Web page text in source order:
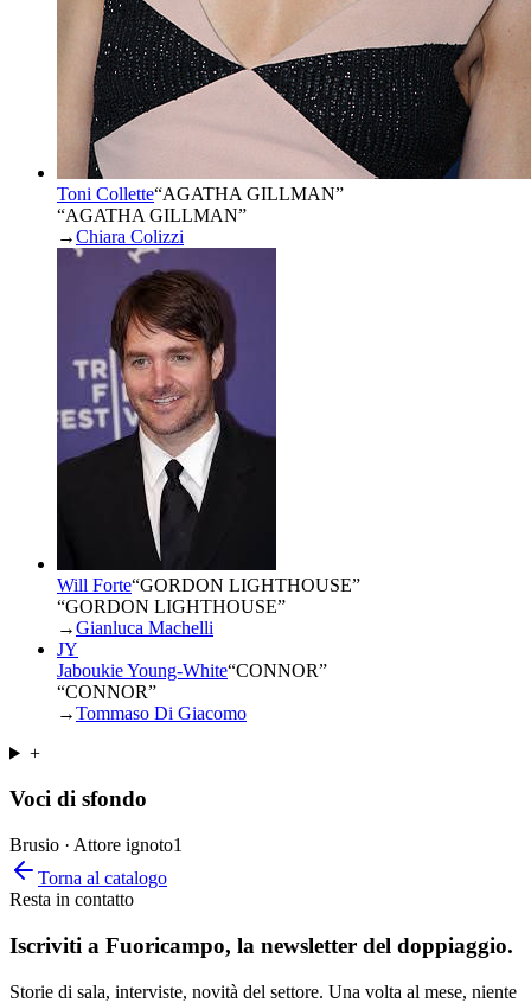
Toni Collette“AGATHA GILLMAN”
“AGATHA GILLMAN”
→Chiara Colizzi
Will Forte“GORDON LIGHTHOUSE”
“GORDON LIGHTHOUSE”
→Gianluca Machelli
JY
Jaboukie Young-White“CONNOR”
“CONNOR”
→Tommaso Di Giacomo
+
Voci di sfondo
Brusio · Attore ignoto1
Torna al catalogo
Resta in contatto
Iscriviti a Fuoricampo, la newsletter del doppiaggio.
Storie di sala, interviste, novità del settore. Una volta al mese, niente